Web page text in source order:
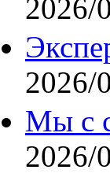
2026/
2026/
Мы с
2026/